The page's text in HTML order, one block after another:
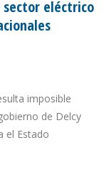
sector eléctrico
imposible
de Delcy
el Estado